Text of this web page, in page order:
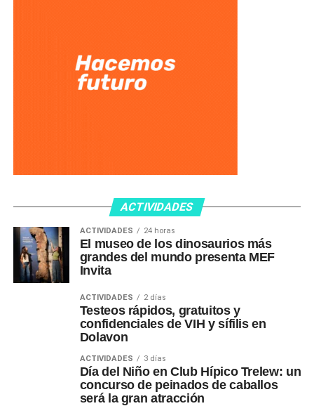
ACTIVIDADES
ACTIVIDADES 24 horas
El museo de los dinosaurios más
grandes del mundo presenta MEF
Invita
ACTIVIDADES 2 días
Testeos rápidos, gratuitos y
confidenciales de VIH y sífilis en
Dolavon
ACTIVIDADES 3 días
Día del Niño en Club Hípico Trelew: un
concurso de peinados de caballos
será la gran atracción